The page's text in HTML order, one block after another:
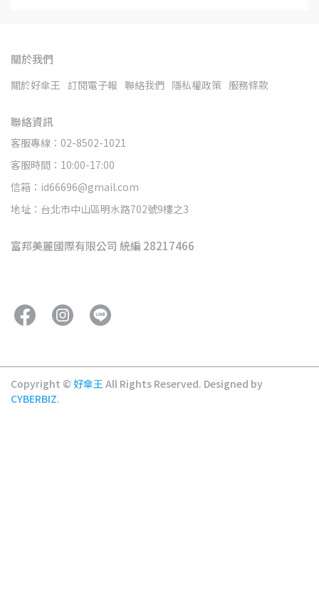
關於我們
關於好傘王 訂閱電子報 聯絡我們 隱私權政策 服務條款
聯絡資訊
客服專線：02-8502-1021
客服時間：10:00-17:00
信箱：id66696@gmail.com
地址：台北市中山區明水路702號9樓之3
富邦美麗國際有限公司 統編 28217466
Copyright © 好傘王 All Rights Reserved. Designed by
CYBERBIZ.